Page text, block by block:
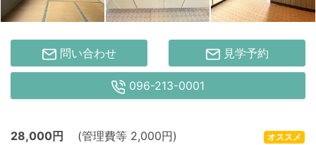
問い合わせ 見学予約
096-213-0001
28,000円 (管理費等 2,000円) オススメ